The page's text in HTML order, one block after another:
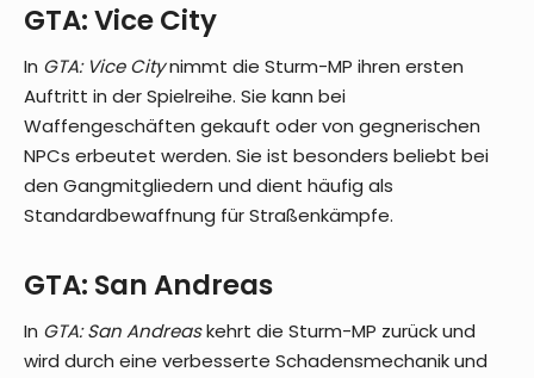
GTA: Vice City
In GTA: Vice Citynimmt die Sturm-MP ihren ersten
Auftritt in der Spielreihe. Sie kann bei
Waffengeschäften gekauft oder von gegnerischen
NPCs erbeutet werden. Sie ist besonders beliebt bei
den Gangmitgliedern und dient häufig als
Standardbewaffnung für Straßenkämpfe.
GTA: San Andreas
In GTA: San Andreaskehrt die Sturm-MP zurück und
wird durch eine verbesserte Schadensmechanik und